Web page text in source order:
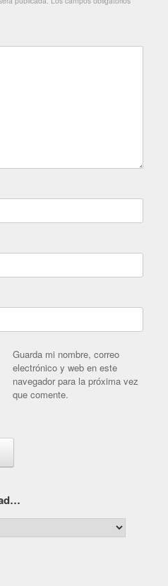
Guarda mi nombre, correo
electrónico y web en este
navegador para la próxima vez
que comente.